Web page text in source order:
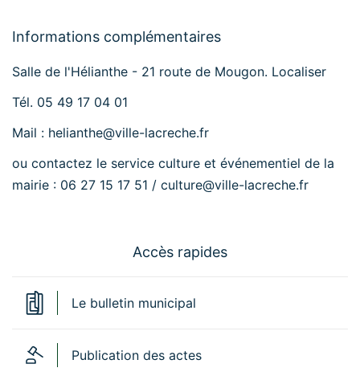
Informations complémentaires
Salle de l'Hélianthe - 21 route de Mougon. Localiser
Tél. 05 49 17 04 01
Mail : helianthe@ville-lacreche.fr
ou contactez le service culture et événementiel de la
mairie : 06 27 15 17 51 / culture@ville-lacreche.fr
Accès rapides
Le bulletin municipal
Publication des actes